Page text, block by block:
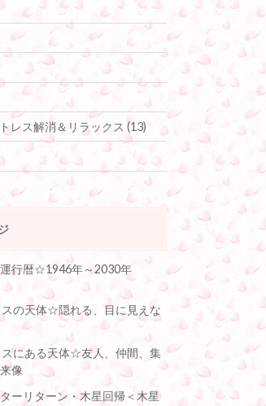
レス解消＆リラックス(13)
行暦☆1946年～2030年
の天体☆隠れる、目に見えな
スにある天体☆友人、仲間、集
像
ーリターン・木星回帰＜木星